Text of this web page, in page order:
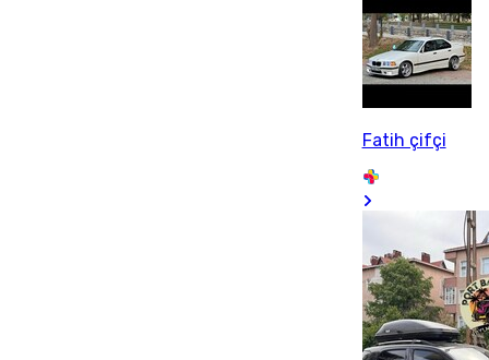
Fatih çifçi